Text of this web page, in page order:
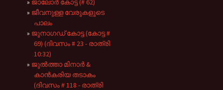
ജാലോർ കോട്ട (# 62)
ജീവനുള്ള വേരുകളുടെ
പാലം
ജുനാഗഡ് കോട്ട (കോട്ട #
69) (ദിവസം # 23 - രാത്രി
10:32)
ജുൽത്താ മിനാർ &
കാൻകരിയ തടാകം
(ദിവസം # 118 - രാത്രി